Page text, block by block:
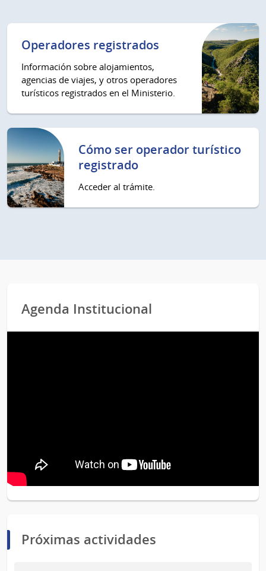
Operadores registrados
Información sobre alojamientos,
agencias de viajes, y otros operadores
turísticos registrados en el Ministerio.
Cómo ser operador turístico
registrado
Acceder al trámite.
Agenda Institucional
Próximas actividades